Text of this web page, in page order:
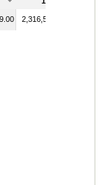
2,316,522,546.00